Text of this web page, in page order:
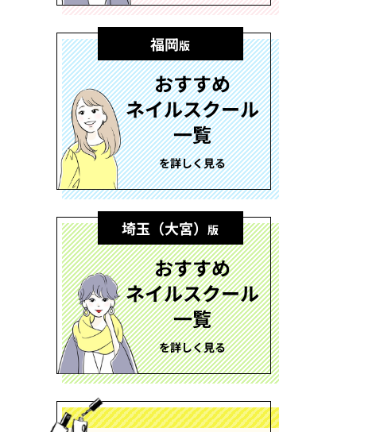
福岡版
おすすめ
ネイルスクール
一覧
を詳しく見る
埼玉（大宮）版
おすすめ
ネイルスクール
一覧
を詳しく見る